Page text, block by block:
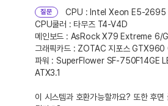
질문
CPU : Intel Xeon E5-2695
CPU쿨러 : 타무즈 T4-V4D
메인보드 : AsRock X79 Extreme 6/
그래픽카드 : ZOTAC 지포스
파워 : SuperFlower SF-750F14GE
ATX3.1
이 시스템과 호환가능할까요? 또한 후면